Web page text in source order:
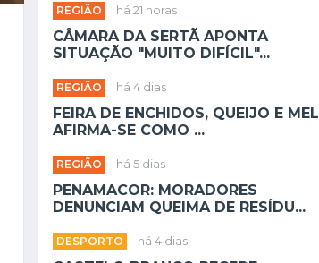
REGIÃO há 21 horas
CÂMARA DA SERTÃ APONTA
SITUAÇÃO "MUITO DIFÍCIL"...
REGIÃO há 4 dias
FEIRA DE ENCHIDOS, QUEIJO E MEL
AFIRMA-SE COMO ...
REGIÃO há 5 dias
PENAMACOR: MORADORES
DENUNCIAM QUEIMA DE RESÍDU...
DESPORTO há 4 dias